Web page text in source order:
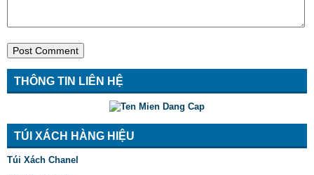
THÔNG TIN LIÊN HỆ
TÚI XÁCH HÀNG HIỆU
Túi Xách Chanel